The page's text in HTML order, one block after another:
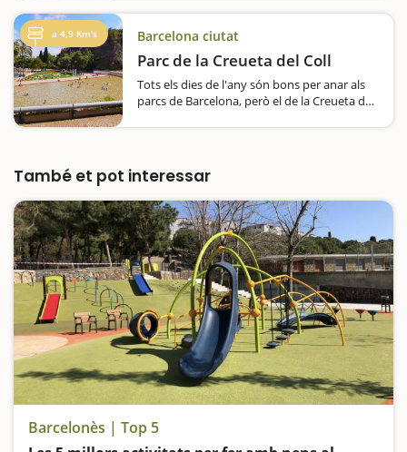
perfecta d'espais verds, activitats infantils i…
a 4,9 Km's Barcelona ciutat
Parc de la Creueta del Coll
Tots els dies de l'any són bons per anar als
parcs de Barcelona, però el de la Creueta del
També et pot interessar
Barcelonès | Top 5